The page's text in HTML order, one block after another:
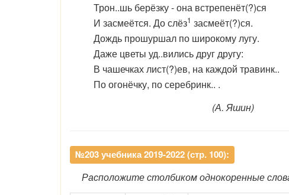
Трон..шь берёзку - она встрепенёт(?)ся
И засмеётся. До слёз1 засмеёт(?)ся.
Дождь прошуршал по широкому лугу.
Даже цветы уд..вились друг другу:
В чашечках лист(?)ев, на каждой травинк..
По огонёчку, по серебринк.. .
(А. Яшин)
№203 учебника 2019-2022 (стр. 100):
Расположите столбиком однокоренные